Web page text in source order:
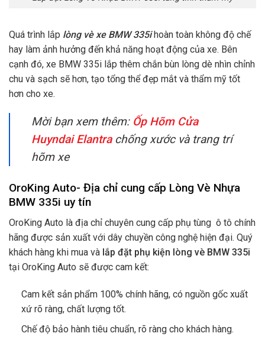
Quá trình lắp lòng vè xe BMW 335ihoàn toàn không độ chế
hay làm ảnh hưởng đến khả năng hoạt động của xe. Bên
cạnh đó, xe BMW 335i lắp thêm chắn bùn lòng dè nhìn chỉnh
chu và sạch sẽ hơn, tạo tổng thể đẹp mắt và thẩm mỹ tốt
hơn cho xe.
Mời bạn xem thêm: Ốp Hõm Cửa
Huyndai Elantrachống xước và trang trí
hõm xe
OroKing Auto- Địa chỉ cung cấp Lòng Vè Nhựa
BMW 335i uy tín
OroKing Auto là địa chỉ chuyên cung cấp phụ tùng ô tô chính
hãng được sản xuất với dây chuyền công nghệ hiện đại. Quý
khách hàng khi mua và lắp đặt phụ kiện lòng vè BMW 335i
tại OroKing Auto sẽ được cam kết:
Cam kết sản phẩm 100% chính hãng, có nguồn gốc xuất
xứ rõ ràng, chất lượng tốt.
Chế độ bảo hành tiêu chuẩn, rõ ràng cho khách hàng.